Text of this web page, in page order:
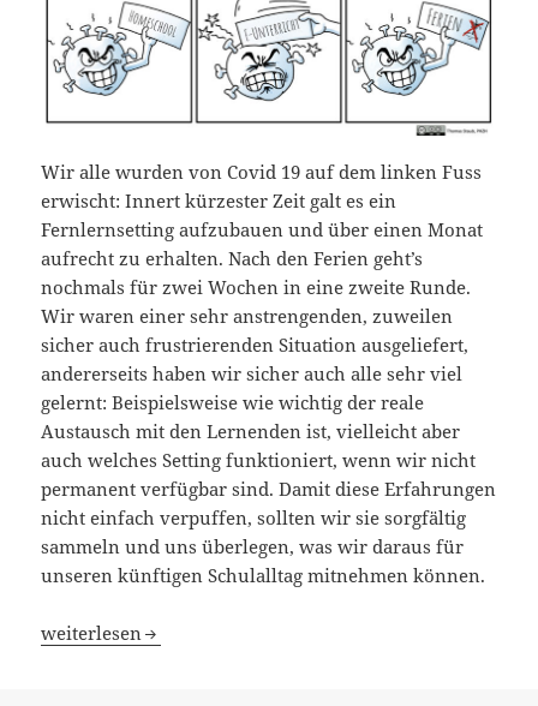
Wir alle wurden von Covid 19 auf dem linken Fuss
erwischt: Innert kürzester Zeit galt es ein
Fernlernsetting aufzubauen und über einen Monat
aufrecht zu erhalten. Nach den Ferien geht’s
nochmals für zwei Wochen in eine zweite Runde.
Wir waren einer sehr anstrengenden, zuweilen
sicher auch frustrierenden Situation ausgeliefert,
andererseits haben wir sicher auch alle sehr viel
gelernt: Beispielsweise wie wichtig der reale
Austausch mit den Lernenden ist, vielleicht aber
auch welches Setting funktioniert, wenn wir nicht
permanent verfügbar sind. Damit diese Erfahrungen
nicht einfach verpuffen, sollten wir sie sorgfältig
sammeln und uns überlegen, was wir daraus für
unseren künftigen Schulalltag mitnehmen können.
Ist nach Corona vor Corona?
weiterlesen